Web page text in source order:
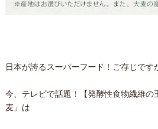
日本が誇るスーパーフード！ ご存じです
今、テレビで話題！
【発酵性食物繊維
麦」 は